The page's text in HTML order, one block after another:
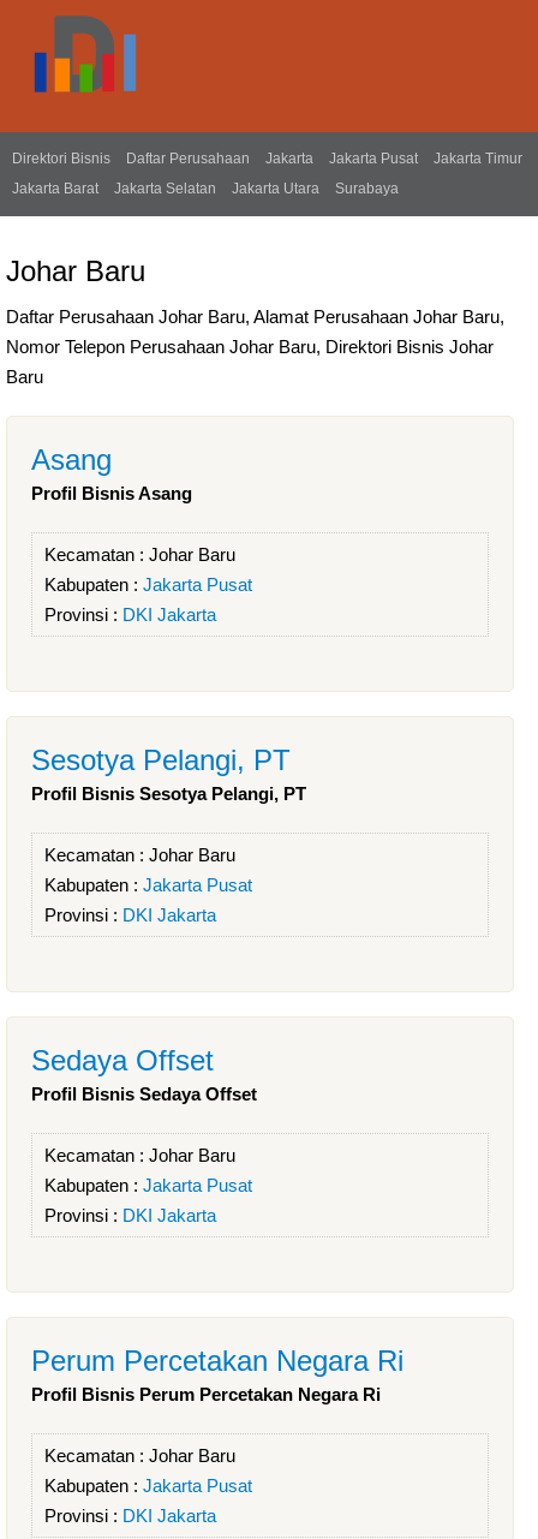
Direktori Bisnis Daftar Perusahaan Jakarta Jakarta Pusat
Jakarta Timur
Jakarta Barat
Jakarta Selatan Jakarta Utara Surabaya
Johar Baru
Daftar Perusahaan Johar Baru, Alamat Perusahaan Johar Baru,
Nomor Telepon Perusahaan Johar Baru, Direktori Bisnis Johar
Baru
Asang
Profil Bisnis Asang
Kecamatan : Johar Baru
Kabupaten : Jakarta Pusat
Provinsi : DKI Jakarta
Sesotya Pelangi, PT
Profil Bisnis Sesotya Pelangi, PT
Kecamatan : Johar Baru
Kabupaten : Jakarta Pusat
Provinsi : DKI Jakarta
Sedaya Offset
Profil Bisnis Sedaya Offset
Kecamatan : Johar Baru
Kabupaten : Jakarta Pusat
Provinsi : DKI Jakarta
Perum Percetakan Negara Ri
Profil Bisnis Perum Percetakan Negara Ri
Kecamatan : Johar Baru
Kabupaten : Jakarta Pusat
Provinsi : DKI Jakarta